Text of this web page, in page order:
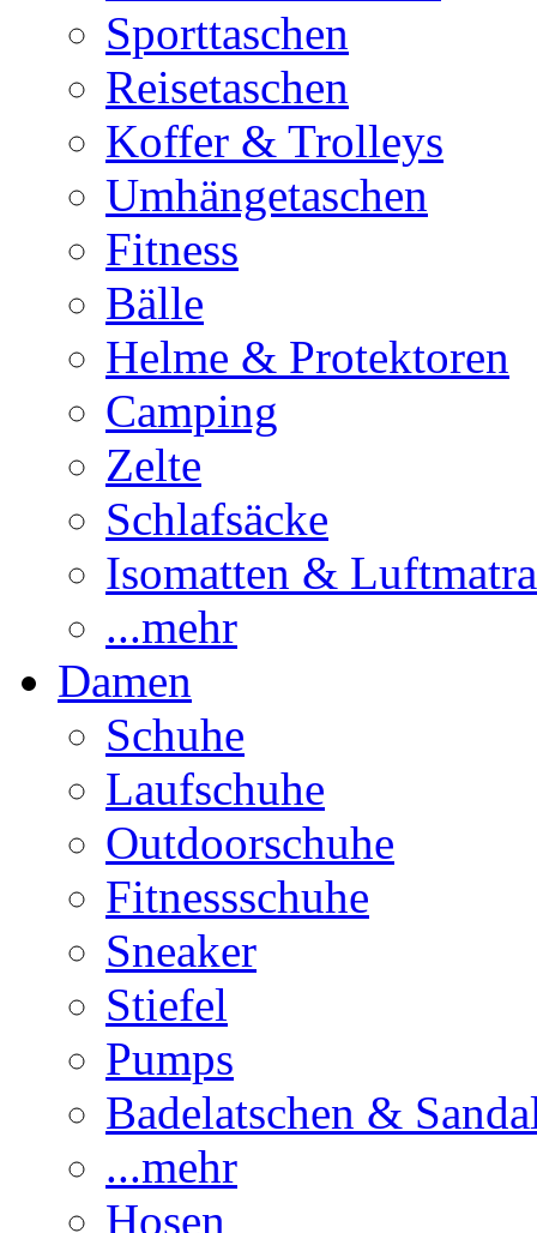
Sporttaschen
Reisetaschen
Koffer & Trolleys
Umhängetaschen
Fitness
Bälle
Helme & Protektoren
Camping
Zelte
Schlafsäcke
Isomatten &
...mehr
Damen
Schuhe
Laufschuhe
Outdoorschuhe
Fitnessschuhe
Sneaker
Stiefel
Pumps
Badelatschen &
...mehr
Hosen